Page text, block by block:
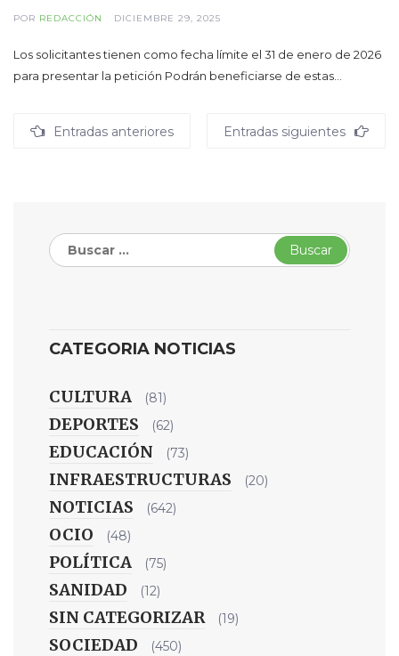
POR REDACCIÓN DICIEMBRE 29, 2025
Los solicitantes tienen como fecha límite el 31 de enero de 2026
para presentar la petición Podrán beneficiarse de estas…
Navegación
Entradas anteriores Entradas siguientes
Buscar:
CATEGORIA NOTICIAS
CULTURA (81)
DEPORTES (62)
EDUCACIÓN (73)
INFRAESTRUCTURAS (20)
NOTICIAS (642)
OCIO (48)
POLÍTICA (75)
SANIDAD (12)
SIN CATEGORIZAR (19)
SOCIEDAD (450)